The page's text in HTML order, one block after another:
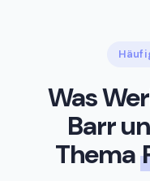
Was
Barr
Thema